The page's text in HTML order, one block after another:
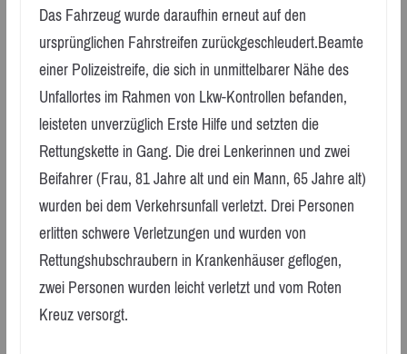
Das Fahrzeug wurde daraufhin erneut auf den
ursprünglichen Fahrstreifen zurückgeschleudert.Beamte
einer Polizeistreife, die sich in unmittelbarer Nähe des
Unfallortes im Rahmen von Lkw-Kontrollen befanden,
leisteten unverzüglich Erste Hilfe und setzten die
Rettungskette in Gang. Die drei Lenkerinnen und zwei
Beifahrer (Frau, 81 Jahre alt und ein Mann, 65 Jahre alt)
wurden bei dem Verkehrsunfall verletzt. Drei Personen
erlitten schwere Verletzungen und wurden von
Rettungshubschraubern in Krankenhäuser geflogen,
zwei Personen wurden leicht verletzt und vom Roten
Kreuz versorgt.